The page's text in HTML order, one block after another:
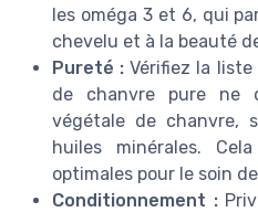
les oméga 3 et 6, qui
chevelu et à la beauté
Pureté : Vérifiez la
de chanvre pure ne
végétale de chanvre,
huiles minérales.
optimales pour le soin
Conditionnement :